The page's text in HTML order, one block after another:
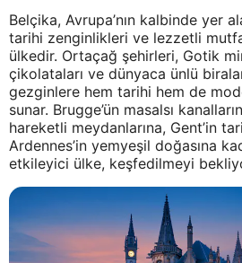
Belçika, Avrupa’nın kalbinde yer
tarihi zenginlikleri ve lezzetli
ülkedir. Ortaçağ şehirleri, Gotik
çikolataları ve dünyaca ünlü
gezginlere hem tarihi hem de
sunar. Brugge’ün masalsı
hareketli meydanlarına, Gent’in
Ardennes’in yemyeşil doğasına
etkileyici ülke, keşfedilmeyi